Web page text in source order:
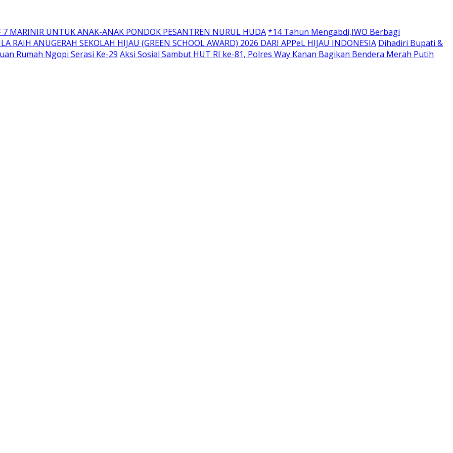
7 MARINIR UNTUK ANAK-ANAK PONDOK PESANTREN NURUL HUDA*14 Tahun Mengabdi,IWO Berbagi
RAIH ANUGERAH SEKOLAH HIJAU (GREEN SCHOOL AWARD) 2026 DARI APPeL HIJAU INDONESIA Dihadiri Bupati &
Rumah Ngopi Serasi Ke-29 Aksi Sosial Sambut HUT RI ke-81, Polres Way Kanan Bagikan Bendera Merah Putih